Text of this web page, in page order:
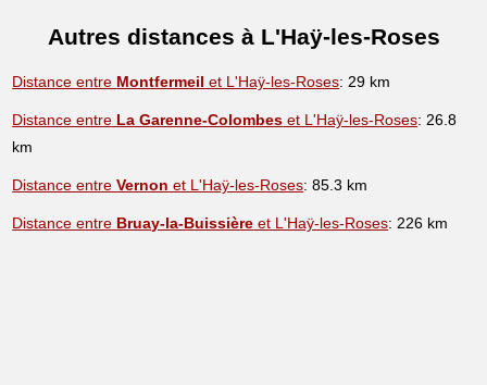
Autres distances à L'Haÿ-les-Roses
Distance entre Montfermeil et L'Haÿ-les-Roses: 29 km
Distance entre La Garenne-Colombes et L'Haÿ-les-Roses: 26.8
km
Distance entreVernon et L'Haÿ-les-Roses: 85.3 km
Distance entre Bruay-la-Buissière et L'Haÿ-les-Roses: 226 km